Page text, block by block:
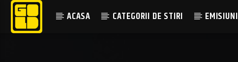
ACASA CATEGORII DE STIRI EMISIUNI